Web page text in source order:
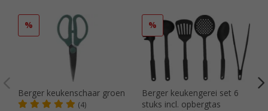
%
Berger keukenschaar groen
(4)
%
Berger keukengerei set 6
stuks incl. opbergtas